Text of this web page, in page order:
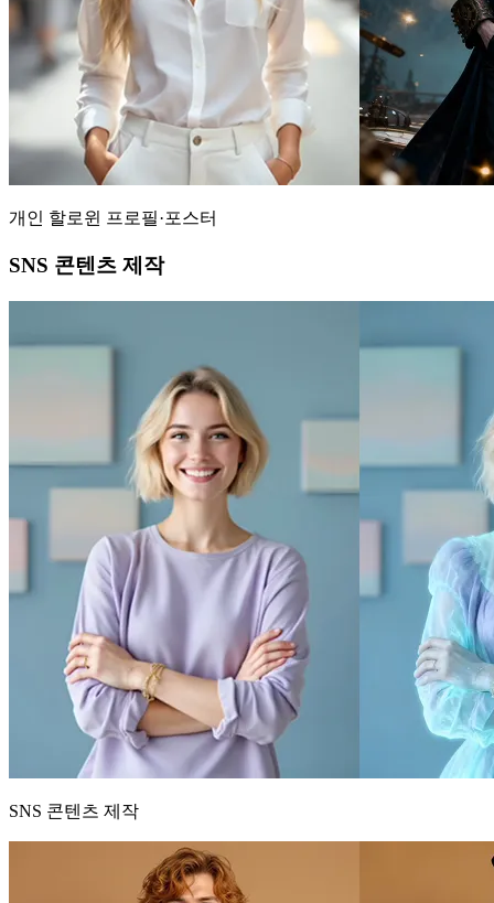
개인 할로윈 프로필·포스터
SNS 콘텐츠 제작
SNS 콘텐츠 제작